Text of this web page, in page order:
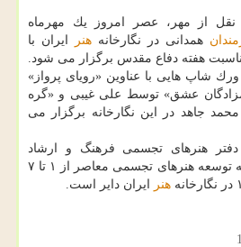
از مهر، عصر امروز یك مهرماه
همدانی در نگارخانه هنر
ایران با
هفته دفاع مقدس برگزار می شود.
شاپ هایی با عناوین «رویای پرواز»
عشق» توسط علی غیبی و «گره
جاهد در این نگارخانه برگزار می
دفتر هنرهای تجسمی فرهنگ و ارشاد
اسلامی و همكاری موسسه توسعه هنرهای تجسمی معاصر از ۱ تا ۷
هنر ایران دایر است.